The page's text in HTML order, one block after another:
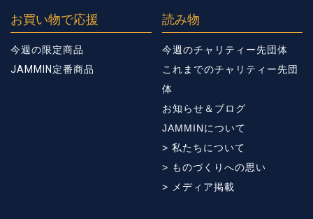
お買い物で応援
今週の限定商品
JAMMIN定番商品
読み物
今週のチャリティー先団体
これまでのチャリティー先団
体
お知らせ＆ブログ
JAMMINについて
> 私たちについて
> ものづくりへの思い
> メディア掲載